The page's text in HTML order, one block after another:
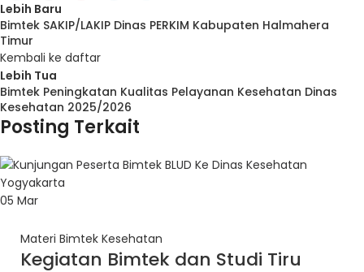
Lebih Baru
Bimtek SAKIP/LAKIP Dinas PERKIM Kabupaten Halmahera
Timur
Kembali ke daftar
Lebih Tua
Bimtek Peningkatan Kualitas Pelayanan Kesehatan Dinas
Kesehatan 2025/2026
Posting Terkait
05 Mar
Materi Bimtek Kesehatan
Kegiatan Bimtek dan Studi Tiru